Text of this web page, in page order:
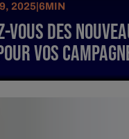
2025 |6MIN
Des
Vos